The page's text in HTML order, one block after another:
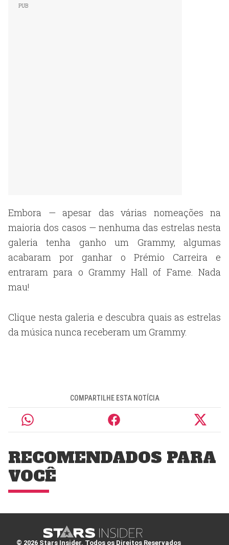
Embora — apesar das várias nomeações na
maioria dos casos — nenhuma das estrelas nesta
galeria tenha ganho um Grammy, algumas
acabaram por ganhar o Prémio Carreira e
entraram para o Grammy Hall of Fame. Nada
mau!
Clique nesta galeria e descubra quais as estrelas
da música nunca receberam um Grammy.
COMPARTILHE ESTA NOTÍCIA
RECOMENDADOS PARA
VOCÊ
© 2026 Stars Insider. Todos os Direitos Reservados